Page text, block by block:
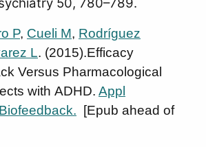
P, Cueli M, Rodríguez
L. (2015).Efficacy
Versus Pharmacological
with ADHD. Appl
[Epub ahead of